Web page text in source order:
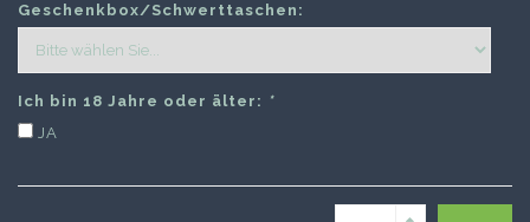
Geschenkbox/Schwerttaschen:
Ich bin 18 Jahre oder älter: *
JA